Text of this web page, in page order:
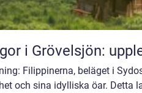
i Grövelsjön:
Filippinerna, beläget i
och sina idylliska öar. Detta